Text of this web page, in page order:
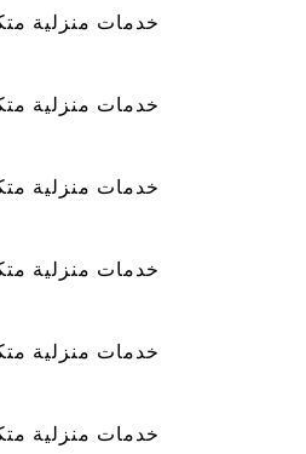
خدمات منزلية
خدمات منزلية
خدمات منزلية
خدمات منزلية
خدمات منزلية
خدمات منزلية